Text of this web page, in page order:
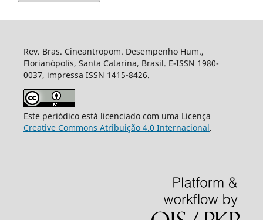
Rev. Bras. Cineantropom. Desempenho Hum.,
Florianópolis, Santa Catarina, Brasil. E-ISSN 1980-
0037, impressa ISSN 1415-8426.
Este periódico está licenciado com uma Licença
Creative Commons Atribuição 4.0 Internacional.